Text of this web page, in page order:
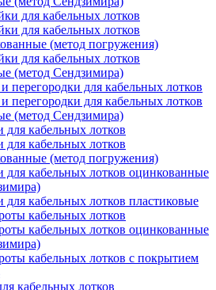
для кабельных лотков
для кабельных лотков
(метод погружения)
для кабельных лотков
(метод Сендзимира)
перегородки для кабельных лотков
перегородки для кабельных лотков
(метод Сендзимира)
для кабельных лотков
для кабельных лотков
(метод погружения)
для кабельных лотков оцинкованные
для кабельных лотков пластиковые
кабельных лотков
кабельных лотков оцинкованные
кабельных лотков с покрытием
кабельных лотков